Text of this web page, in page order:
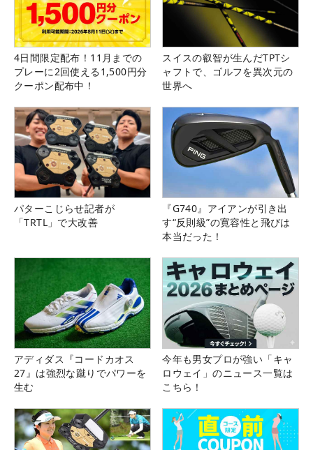
4日間限定配布！11月までの
プレーに2回使える1,500円分
クーポン配布中！
スイスの叡智が生んだTPTシ
ャフトで、ゴルフを異次元の
世界へ
パターこじらせ記者が
「TRTL」で大改善
『G740』アイアンが引き出
す“反則級”の寛容性と飛びは
本当だった！
アディダス『コードカオス
27』は強烈な蹴りでパワーを
生む
今年も男女プロが強い「キャ
ロウェイ」のニュース一覧は
こちら！